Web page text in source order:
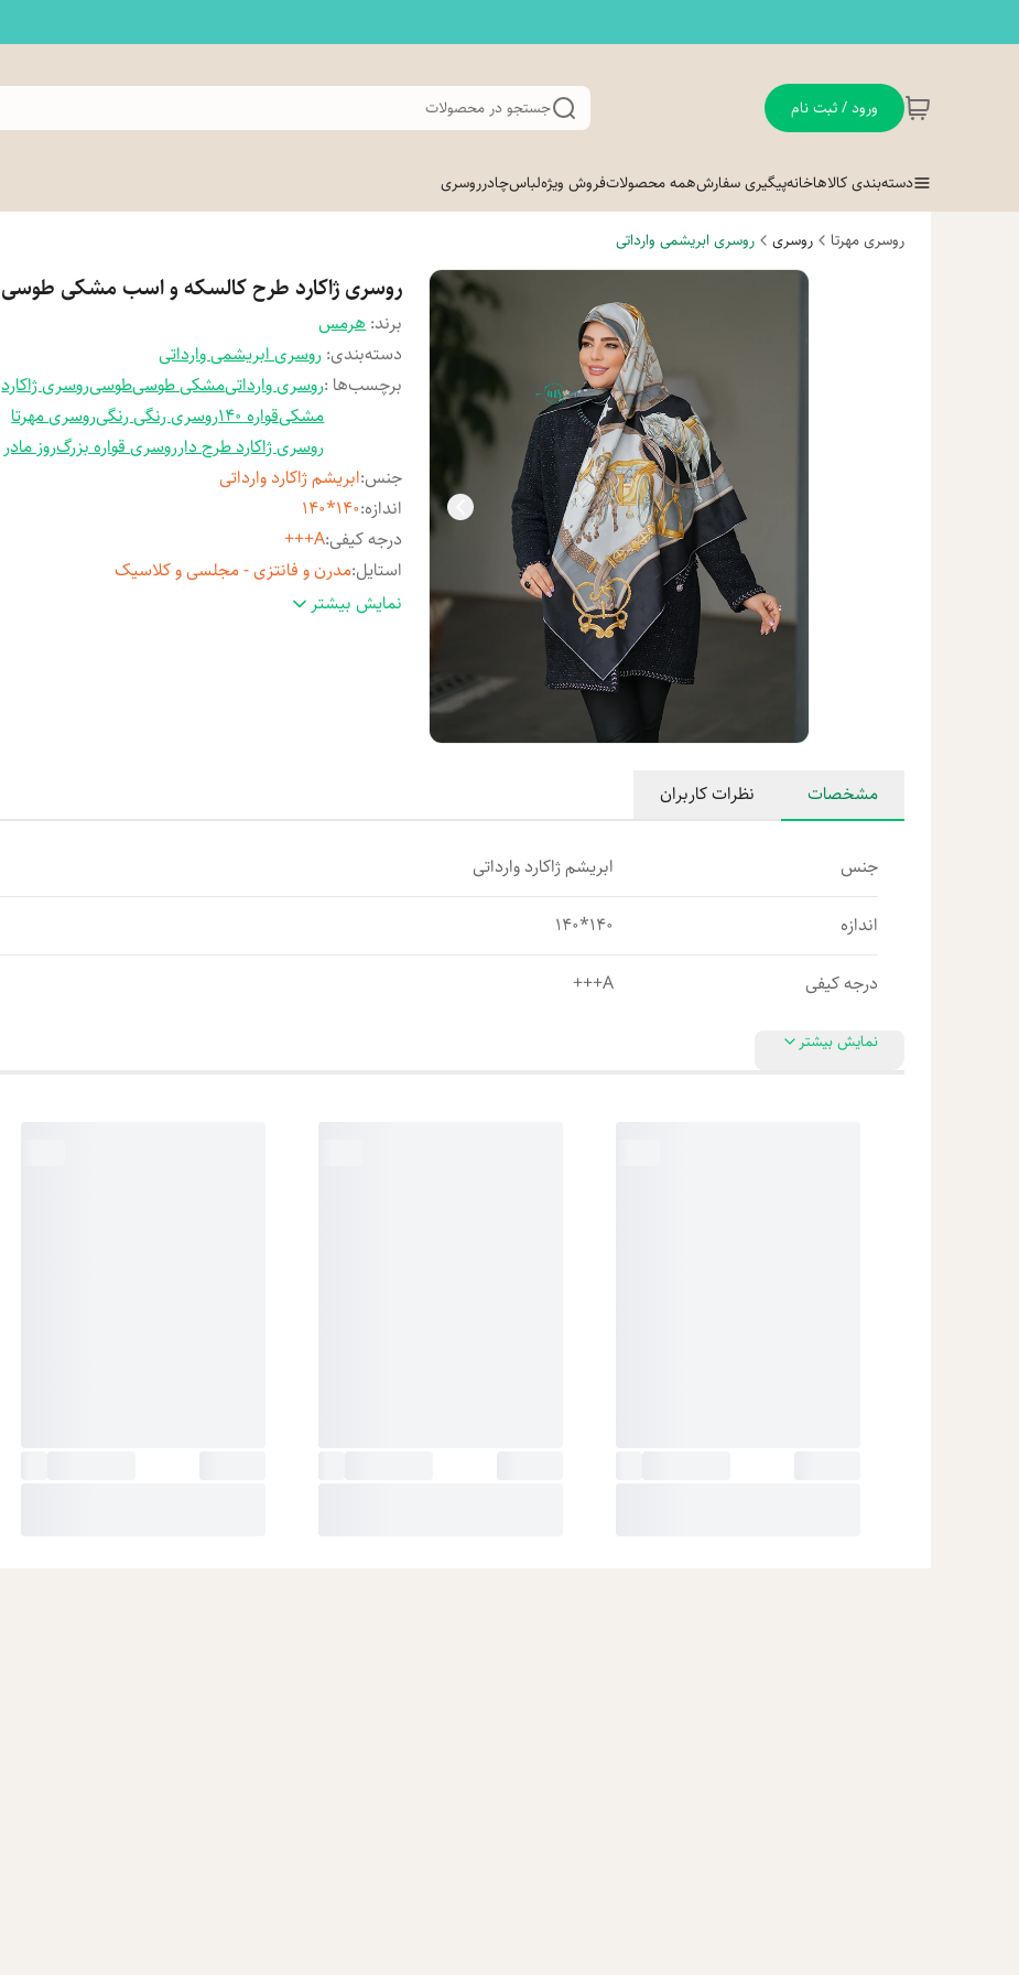
ورود / ثبت نام جستجو در محصولات
دسته‌بندی کالاهاخانهپیگیری سفارشهمه محصولاتفروش ویژهلباسچادرروسری
روسری مهرتا روسری روسری ابریشمی وارداتی
روسری ژاکارد طرح کالسکه و اسب مشکی طوسی
برند:هرمس
دسته‌بندی: روسری ابریشمی وارداتی
برچسب‌ها :روسری وارداتیمشکی طوسیطوسیروسری ژاکارد
مشکیقواره 140 روسری رنگی رنگیروسری مهرتا
روسری ژاکارد طرح دارروسری قواره بزرگروز مادر
جنس:ابریشم ژاکارد وارداتی
اندازه:
140*140
درجه کیفی:
A+++
استایل:مدرن و فانتزی - مجلسی و کلاسیک
مناسب فصل: چهارفصل نمایش بیشتر
مشخصات نظرات کاربران
جنس ابریشم ژاکارد وارداتی
اندازه 140*140
درجه کیفی A+++
نمایش بیشتر